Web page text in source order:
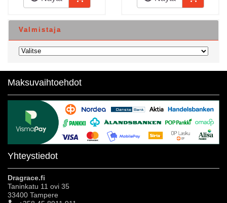
Valmistaja
Maksuvaihtoehdot
Yhteystiedot
Dragrace.fi
Taninkatu 11 ovi 35
33400 Tampere